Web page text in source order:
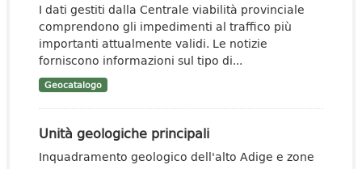
I dati gestiti dalla Centrale viabilità provinciale
comprendono gli impedimenti al traffico più
importanti attualmente validi. Le notizie
forniscono informazioni sul tipo di...
Geocatalogo
Unità geologiche principali
Inquadramento geologico dell'alto Adige e zone